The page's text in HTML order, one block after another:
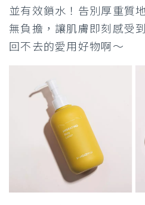
並有效鎖水！告別厚重質
無負擔，讓肌膚即刻感受
回不去的愛用好物啊～